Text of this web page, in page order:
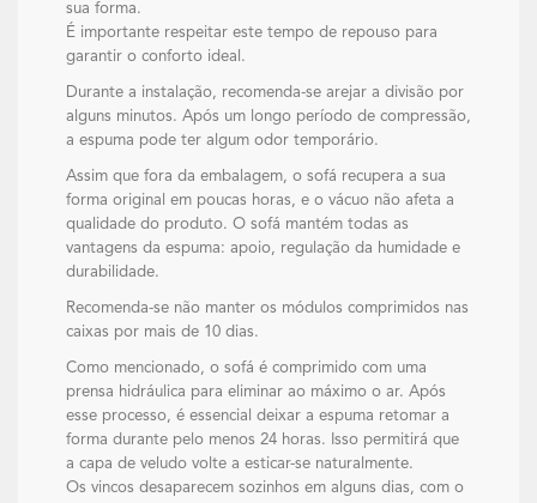
sua forma.
É importante respeitar este tempo de repouso para
garantir o conforto ideal.
Durante a instalação, recomenda-se arejar a divisão por
alguns minutos. Após um longo período de compressão,
a espuma pode ter algum odor temporário.
Assim que fora da embalagem, o sofá recupera a sua
forma original em poucas horas, e o vácuo não afeta a
qualidade do produto. O sofá mantém todas as
vantagens da espuma: apoio, regulação da humidade e
durabilidade.
Recomenda-se não manter os módulos comprimidos nas
caixas por mais de 10 dias.
Como mencionado, o sofá é comprimido com uma
prensa hidráulica para eliminar ao máximo o ar. Após
esse processo, é essencial deixar a espuma retomar a
forma durante pelo menos 24 horas. Isso permitirá que
a capa de veludo volte a esticar-se naturalmente.
Os vincos desaparecem sozinhos em alguns dias, com o